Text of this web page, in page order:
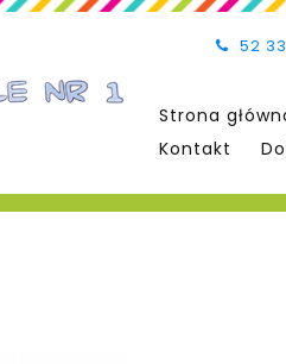
52
Strona
Kontakt